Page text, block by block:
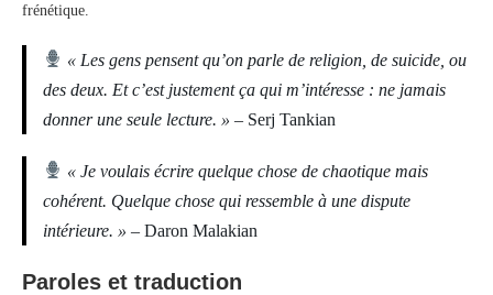
frénétique.
« Les gens pensent qu’on parle de religion, de suicide, ou
des deux. Et c’est justement ça qui m’intéresse : ne jamais
donner une seule lecture. » – Serj Tankian
« Je voulais écrire quelque chose de chaotique mais
cohérent. Quelque chose qui ressemble à une dispute
intérieure. » – Daron Malakian
Paroles et traduction